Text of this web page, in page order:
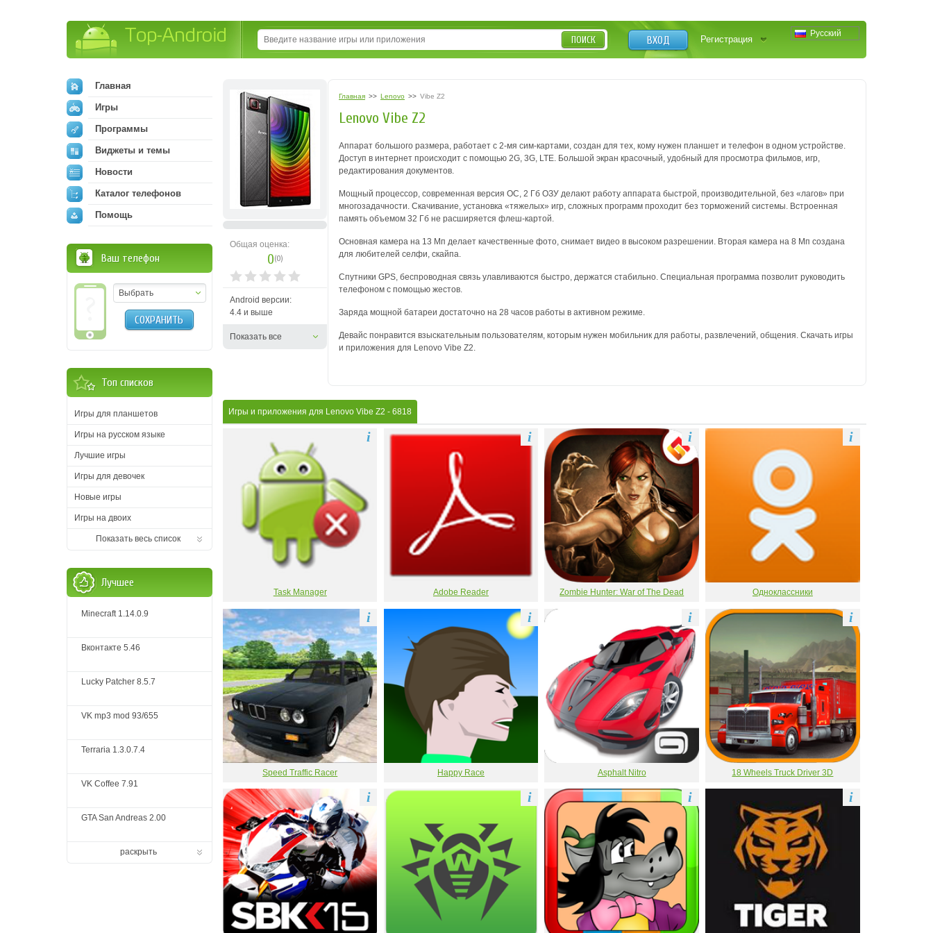
Русский
ВХОД Регистрация
ПОИСК
Общая оценка:
0(0)
Android версии:
4.4 и выше
Показать все
Главная >> Lenovo >> Vibe Z2
Lenovo Vibe Z2
Аппарат большого размера, работает с 2-мя сим-картами, создан для тех, кому нужен планшет и телефон в одном устройстве.
Доступ в интернет происходит с помощью 2G, 3G, LTE. Большой экран красочный, удобный для просмотра фильмов, игр,
редактирования документов.
Мощный процессор, современная версия ОС, 2 Гб ОЗУ делают работу аппарата быстрой, производительной, без «лагов» при
многозадачности. Скачивание, установка «тяжелых» игр, сложных программ проходит без торможений системы. Встроенная
память объемом 32 Гб не расширяется флеш-картой.
Основная камера на 13 Мп делает качественные фото, снимает видео в высоком разрешении. Вторая камера на 8 Мп создана
для любителей селфи, скайпа.
Спутники GPS, беспроводная связь улавливаются быстро, держатся стабильно. Специальная программа позволит руководить
телефоном с помощью жестов.
Заряда мощной батареи достаточно на 28 часов работы в активном режиме.
Девайс понравится взыскательным пользователям, которым нужен мобильник для работы, развлечений, общения. Скачать игры
и приложения для Lenovo Vibe Z2.
Игры и приложения для Lenovo Vibe Z2 - 6818
Task Manager
i
Adobe Reader
i
Zombie Hunter: War of The Dead
i
Одноклассники
i
Speed Traffic Racer
i
Happy Race
i
Asphalt Nitro
i
18 Wheels Truck Driver 3D
i
i i i i
Главная
Игры
Программы
Виджеты и темы
Новости
Каталог телефонов
Помощь
Ваш телефон
Выбрать
СОХРАНИТЬ
Топ списков
Игры для планшетов
Игры на русском языке
Лучшие игры
Игры для девочек
Новые игры
Игры на двоих
Показать весь список
Лучшее
Minecraft 1.14.0.9
Вконтакте 5.46
Lucky Patcher 8.5.7
VK mp3 mod 93/655
Terraria 1.3.0.7.4
VK Coffee 7.91
GTA San Andreas 2.00
раскрыть